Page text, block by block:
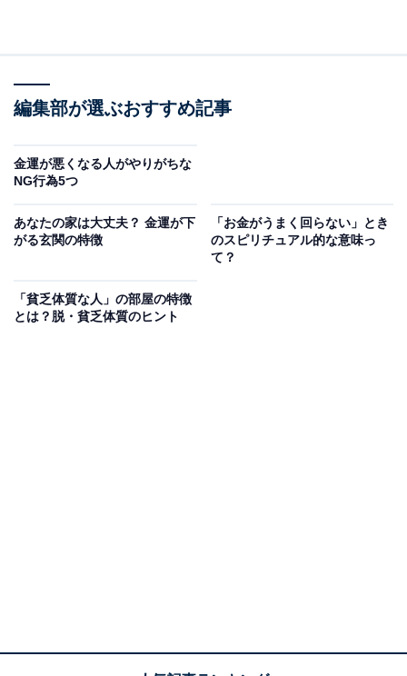
十五夜は、もともと平安時代に中国から伝わり、宮中行
事として広まりました。貴族たちはこの日、美しい月を
ます。やがてこの風習は庶民の間にも広がり、江戸時代
翌年の実りを祈る行事として定着しました。
ており、特に十五夜の満ちた月は、そのエネルギーが最
も強くなるといわれています。収穫のパワーが満ちるこ
編集部が選ぶおすすめ記事
金運が悪くなる人がやりがちな
NG行為5つ
あなたの家は大丈夫？ 金運が下
がる玄関の特徴
「お金がうまく回らない」とき
のスピリチュアル的な意味っ
て？
「貧乏体質な人」の部屋の特徴
とは？脱・貧乏体質のヒント